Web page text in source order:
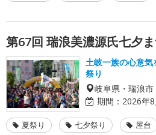
第67回 瑞浪美濃源氏七夕
土岐一族の心意
祭り
岐阜県・瑞浪市
期間： 2026年
夏祭り 七夕祭り 屋台